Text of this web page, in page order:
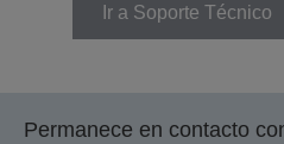
Ir a Soporte Técnico
Permanece en contacto